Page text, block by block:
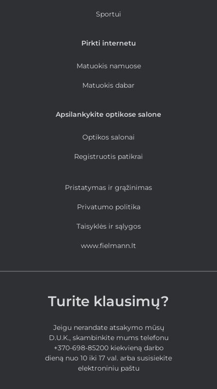
Sportui
Pirkti internetu
Matuokis namuose
Matuokis dabar
Apsilankykite optikose salone
Optikos salonai
Registruotis patikrai
Pristatymas ir grąžinimas
Privatumo politika
Taisyklės ir sąlygos
www.fielmann.lt
Turite klausimų?
Jeigu nerandate atsakymo mūsų
D.U.K., skambinkite mums telefonu
+370-698-85200 kiekvieną darbo
dieną nuo 10 iki 17 val. arba susisiekite
elektroniniu paštu